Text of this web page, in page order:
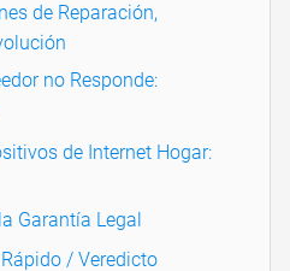
de Reparación,
no Responde:
de Internet Hogar:
Garantía Legal
/ Veredicto